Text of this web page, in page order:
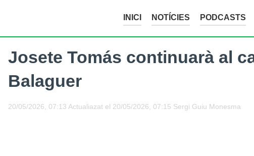
INICI NOTÍCIES PODCASTS
Josete Tomás continuarà al
Balaguer
20/05/2026, 07:13 Actualiazat el 20/05/2026, 07:15 Sergi Guiu Monesma